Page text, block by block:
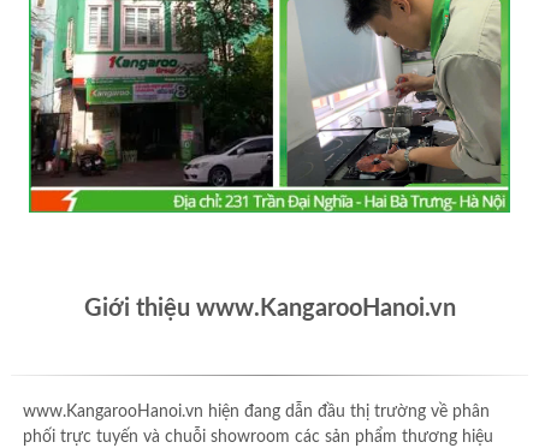
Giới thiệu www.KangarooHanoi.vn
www.KangarooHanoi.vn hiện đang dẫn đầu thị trường về phân
phối trực tuyến và chuỗi showroom các sản phẩm thương hiệu